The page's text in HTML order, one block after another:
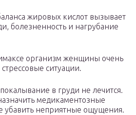
жировых кислот вызывает
болезненность и нагрубание
организм женщины очень
ситуации.
в груди не лечится.
медикаментозные
убавить неприятные ощущения.